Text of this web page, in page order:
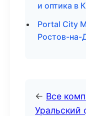
и оптика в
Portal City
Ростов-на-
← Все
Уральский